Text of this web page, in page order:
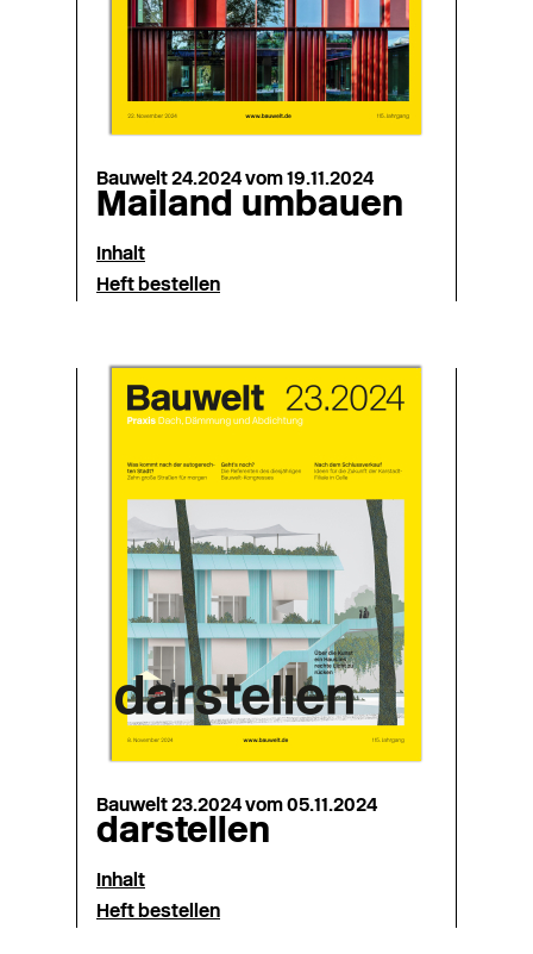
Bauwelt 24.2024 vom 19.11.2024
Mailand umbauen
Inhalt
Heft bestellen
Bauwelt 23.2024 vom 05.11.2024
darstellen
Inhalt
Heft bestellen